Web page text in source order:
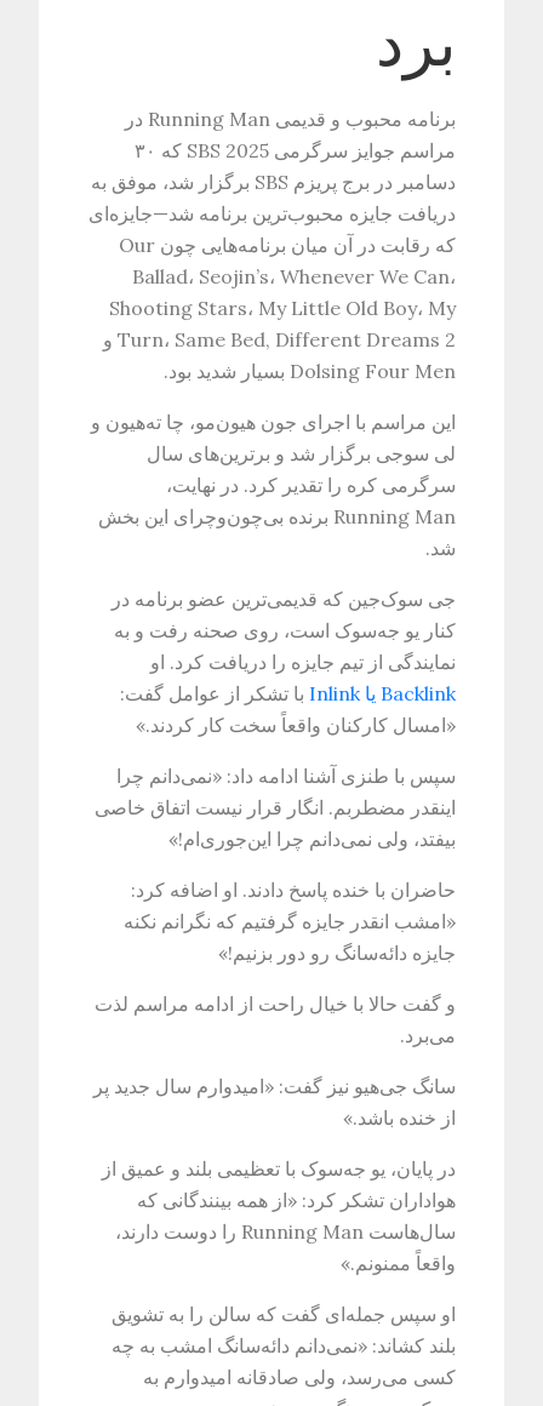
برد
برنامه محبوب و قدیمی Running Man در
مراسم جوایز سرگرمی SBS 2025 که ۳۰
دسامبر در برج پریزم SBS برگزار شد، موفق به
دریافت جایزه محبوب‌ترین برنامه شد—جایزه‌ای
که رقابت در آن میان برنامه‌هایی چون Our
Ballad، Seojin’s، Whenever We Can،
Shooting Stars، My Little Old Boy، My
Turn، Same Bed, Different Dreams 2 و
Dolsing Four Men بسیار شدید بود.
این مراسم با اجرای جون هیون‌مو، چا ته‌هیون و
لی سوجی برگزار شد و برترین‌های سال
سرگرمی کره را تقدیر کرد. در نهایت،
Running Man برنده بی‌چون‌وچرای این بخش
شد.
جی سوک‌جین که قدیمی‌ترین عضو برنامه در
کنار یو جه‌سوک است، روی صحنه رفت و به
نمایندگی از تیم جایزه را دریافت کرد. او
Backlink یا Inlink
با تشکر از عوامل گفت:
«امسال کارکنان واقعاً سخت کار کردند.»
سپس با طنزی آشنا ادامه داد: «نمی‌دانم چرا
اینقدر مضطربم. انگار قرار نیست اتفاق خاصی
بیفتد، ولی نمی‌دانم چرا این‌جوری‌ام!»
حاضران با خنده پاسخ دادند. او اضافه کرد:
«امشب انقدر جایزه گرفتیم که نگرانم نکنه
جایزه دائه‌سانگ رو دور بزنیم!»
و گفت حالا با خیال راحت از ادامه مراسم لذت
می‌برد.
سانگ جی‌هیو نیز گفت: «امیدوارم سال جدید پر
از خنده باشد.»
در پایان، یو جه‌سوک با تعظیمی بلند و عمیق از
هواداران تشکر کرد: «از همه بینندگانی که
سال‌هاست Running Man را دوست دارند،
واقعاً ممنونم.»
او سپس جمله‌ای گفت که سالن را به تشویق
بلند کشاند: «نمی‌دانم دائه‌سانگ امشب به چه
کسی می‌رسد، ولی صادقانه امیدوارم به